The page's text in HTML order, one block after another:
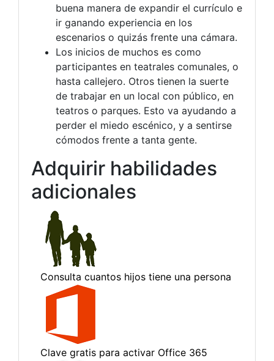
buena manera de expandir el currículo e
ir ganando experiencia en los
escenarios o quizás frente una cámara.
Los inicios de muchos es como
participantes en teatrales comunales, o
hasta callejero. Otros tienen la suerte
de trabajar en un local con público, en
teatros o parques. Esto va ayudando a
perder el miedo escénico, y a sentirse
cómodos frente a tanta gente.
Adquirir habilidades
adicionales